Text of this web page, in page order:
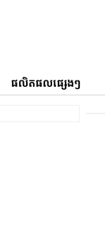
ផលិតផលផ្សេងៗ